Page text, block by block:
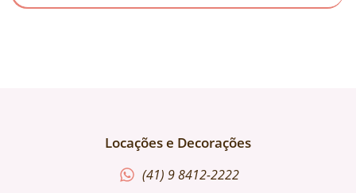
Locações e Decorações
(41) 9 8412-2222